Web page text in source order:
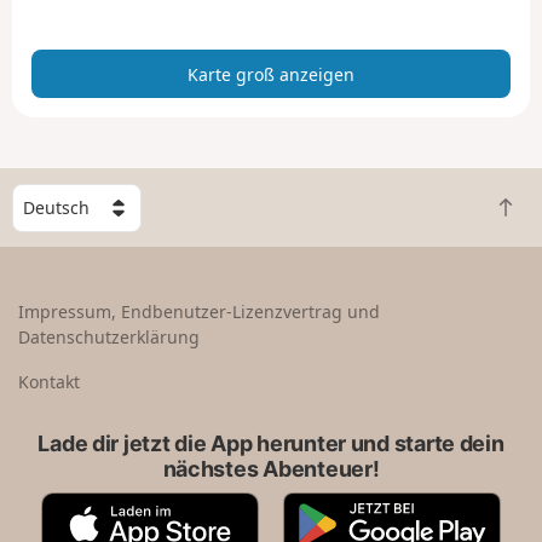
z
i
n
Karte groß anzeigen
W
ä
h
e
n
Z
u
Impressum, Endbenutzer-Lizenzvertrag und
Datenschutzerklärung
Kontakt
Lade dir jetzt die App herunter und starte dein
nächstes Abenteuer!
A
G